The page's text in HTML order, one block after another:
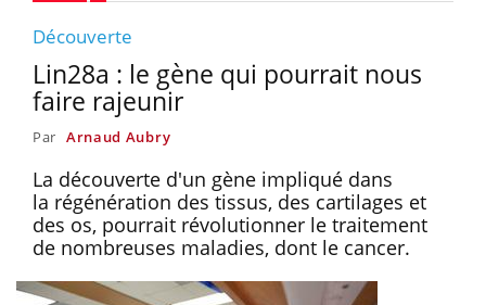
Découverte
Lin28a : le gène qui pourrait nous
faire rajeunir
Par Arnaud Aubry
La découverte d'un gène impliqué dans
la régénération des tissus, des cartilages et
des os, pourrait révolutionner le traitement
de nombreuses maladies, dont le cancer.